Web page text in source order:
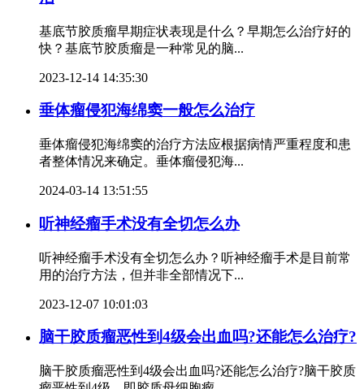
基底节胶质瘤早期症状表现是什么？早期怎么治疗好的
快？基底节胶质瘤是一种常见的脑...
2023-12-14 14:35:30
垂体瘤侵犯海绵窦一般怎么治疗
垂体瘤侵犯海绵窦的治疗方法应根据病情严重程度和患
者整体情况来确定。垂体瘤侵犯海...
2024-03-14 13:51:55
听神经瘤手术没有全切怎么办
听神经瘤手术没有全切怎么办？听神经瘤手术是目前常
用的治疗方法，但并非全部情况下...
2023-12-07 10:01:03
脑干胶质瘤恶性到4级会出血吗?还能怎么治疗?
脑干胶质瘤恶性到4级会出血吗?还能怎么治疗?脑干胶质